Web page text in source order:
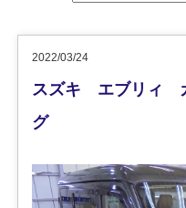
2022/03/24
スズキ エブリィ
グ